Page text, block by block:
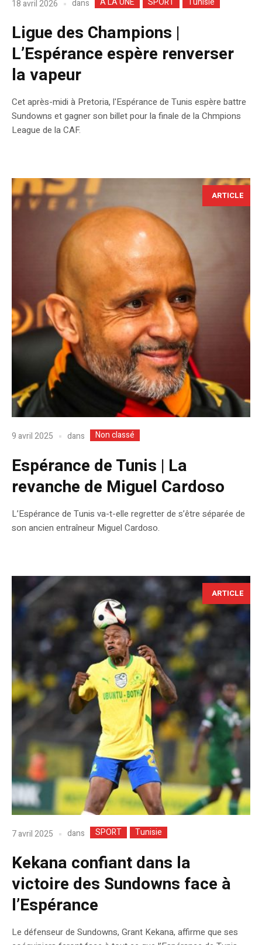
18 avril 2026 dans
Ligue des Champions |
L’Espérance espère renverser
la vapeur
Cet après-midi à Pretoria, l'Espérance de Tunis espère battre
Sundowns et gagner son billet pour la finale de la Chmpions
League de la CAF.
ARTICLE
9 avril 2025 dans Non classé
Espérance de Tunis | La
revanche de Miguel Cardoso
L’Espérance de Tunis va-t-elle regretter de s’être séparée de
son ancien entraîneur Miguel Cardoso.
ARTICLE
7 avril 2025 dans SPORT Tunisie
Kekana confiant dans la
victoire des Sundowns face à
l’Espérance
Le défenseur de Sundowns, Grant Kekana, affirme que ses